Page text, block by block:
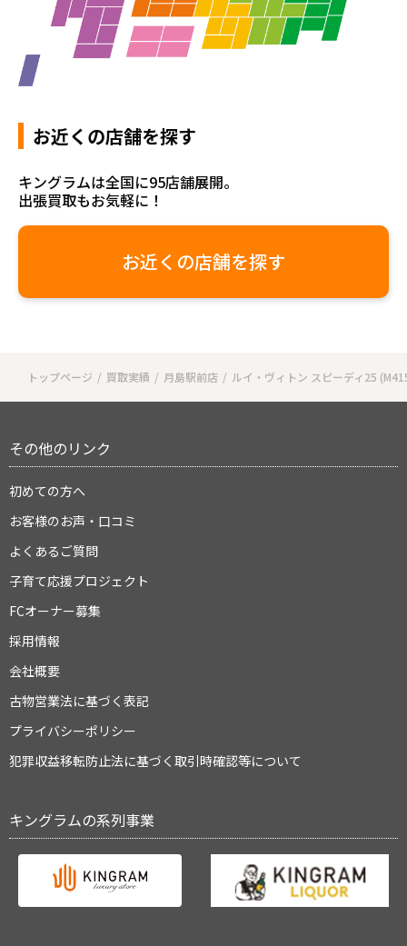
お近くの店舗を探す
キングラムは全国に95店舗展開。
出張買取もお気軽に！
お近くの店舗を探す
トップページ 買取実績 月島駅前店 ルイ・ヴィトン スピーディ25
その他のリンク
初めての方へ
お客様のお声・口コミ
よくあるご質問
子育て応援プロジェクト
FCオーナー募集
採用情報
会社概要
古物営業法に基づく表記
プライバシーポリシー
犯罪収益移転防止法に基づく取引時確認等について
キングラムの系列事業